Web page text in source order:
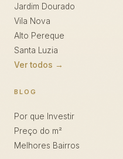
Jardim Dourado
Vila Nova
Alto Pereque
Santa Luzia
Ver todos →
BLOG
Por que Investir
Preço do m²
Melhores Bairros